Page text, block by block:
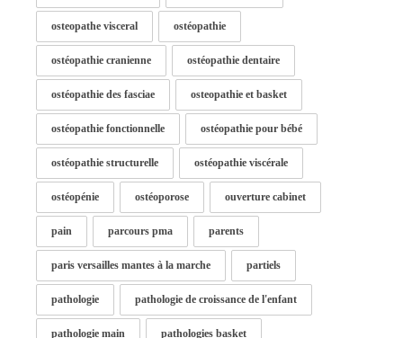
osteopathe visceral ostéopathie
ostéopathie cranienne ostéopathie dentaire
ostéopathie des fasciae osteopathie et basket
ostéopathie fonctionnelle ostéopathie pour bébé
ostéopathie structurelle ostéopathie viscérale
ostéopénie ostéoporose ouverture cabinet
pain parcours pma parents
paris versailles mantes à la marche partiels
pathologie pathologie de croissance de l'enfant
pathologie main pathologies basket